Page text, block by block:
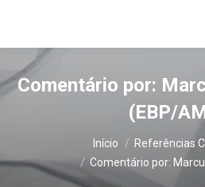
Comentário por:
(EBP/
Você está aqui:
Início
Referências
Comentário por: